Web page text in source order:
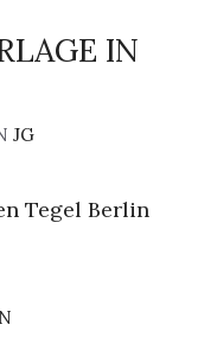
IN
JG
Tegel Berlin